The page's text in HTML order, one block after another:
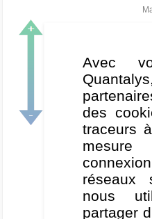
Avec
des
traceurs
mesure
réseaux
nous
partager